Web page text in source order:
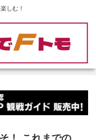
しむ！